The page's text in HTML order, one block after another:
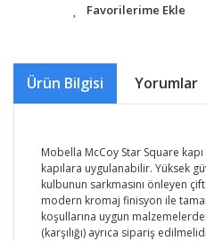
Ürün Bilgisi Yorumlar
Mobella McCoy Star Square
kapılara uygulanabilir. Yüksek
kulbunun sarkmasını önleyen
modern kromaj finisyon ile
koşullarına uygun
(karşılığı) ayrıca sipariş